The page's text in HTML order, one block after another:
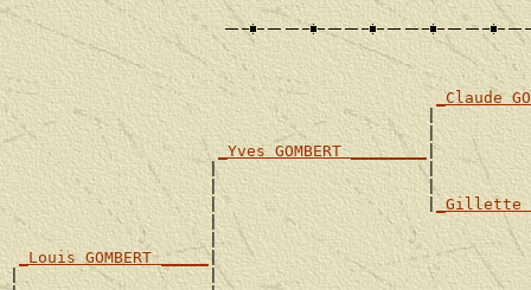
_Claude
|
|
_Yves GOMBERT ________
|
|                      |
|                      |
                     |                      |
_Gillette
|
|
_Louis GOMBERT _____|
|                    |